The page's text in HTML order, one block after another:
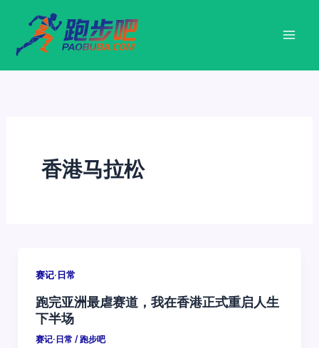
香港马拉松
赛记·日常
跑完亚洲最虐赛道，我在香港正式重启人生
下半场
赛记·日常 / 跑步吧